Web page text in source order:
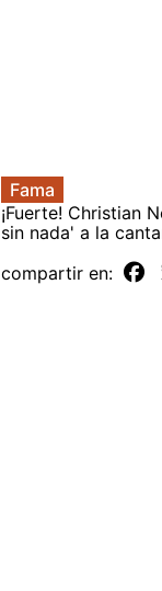
Fama
¡Fuerte! Christian
sin nada' a la
compartir en: